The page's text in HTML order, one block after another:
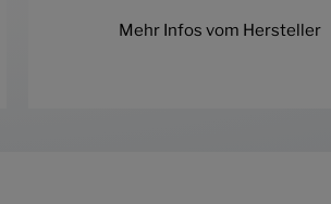
Mehr Infos vom Hersteller